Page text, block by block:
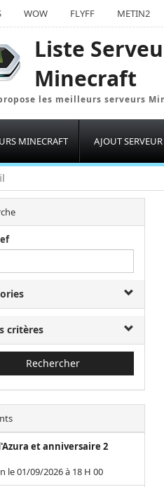
WOW FLYFF METIN2
Liste
Minecraft
les meilleurs serveurs
MINECRAFT AJOUT SERVEUR
critères
Rechercher
et anniversaire 2
le 01/09/2026 à 18 H 00